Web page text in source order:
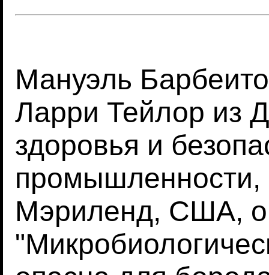
Мануэль
Ларри Тейлор из
здоровья и
промышленности,
Мэриленд, США,